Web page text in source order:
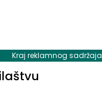
Kraj reklamnog sadržaja